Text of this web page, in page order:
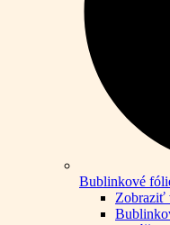
Bublinkové
Zobraziť